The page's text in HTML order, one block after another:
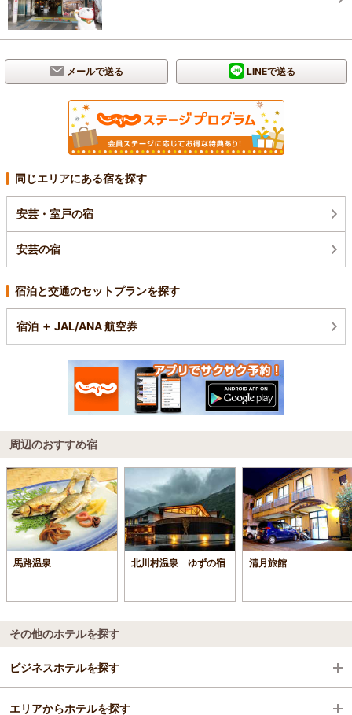
メールで送る LINEで送る
同じエリアにある宿を探す
安芸・室戸の宿
安芸の宿
宿泊と交通のセットプランを探す
宿泊 ＋ JAL/ANA 航空券
周辺のおすすめ宿
馬路温泉 北川村温泉 ゆずの宿 清月旅館
その他のホテルを探す
ビジネスホテルを探す
高知県
エリアからホテルを探す